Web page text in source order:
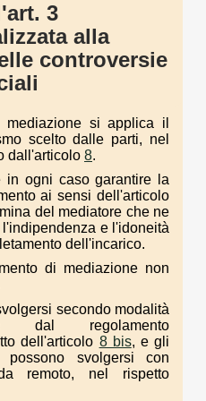
3
alla
controversie
si applica il
scelto dalle parti, nel
dall'articolo 8.
in ogni caso garantire la
ai sensi dell'articolo
del mediatore che ne
e l'idoneità
dell'incarico.
di mediazione non
secondo modalità
dal regolamento
dell'articolo 8 bis, e gli
svolgersi con
remoto, nel rispetto